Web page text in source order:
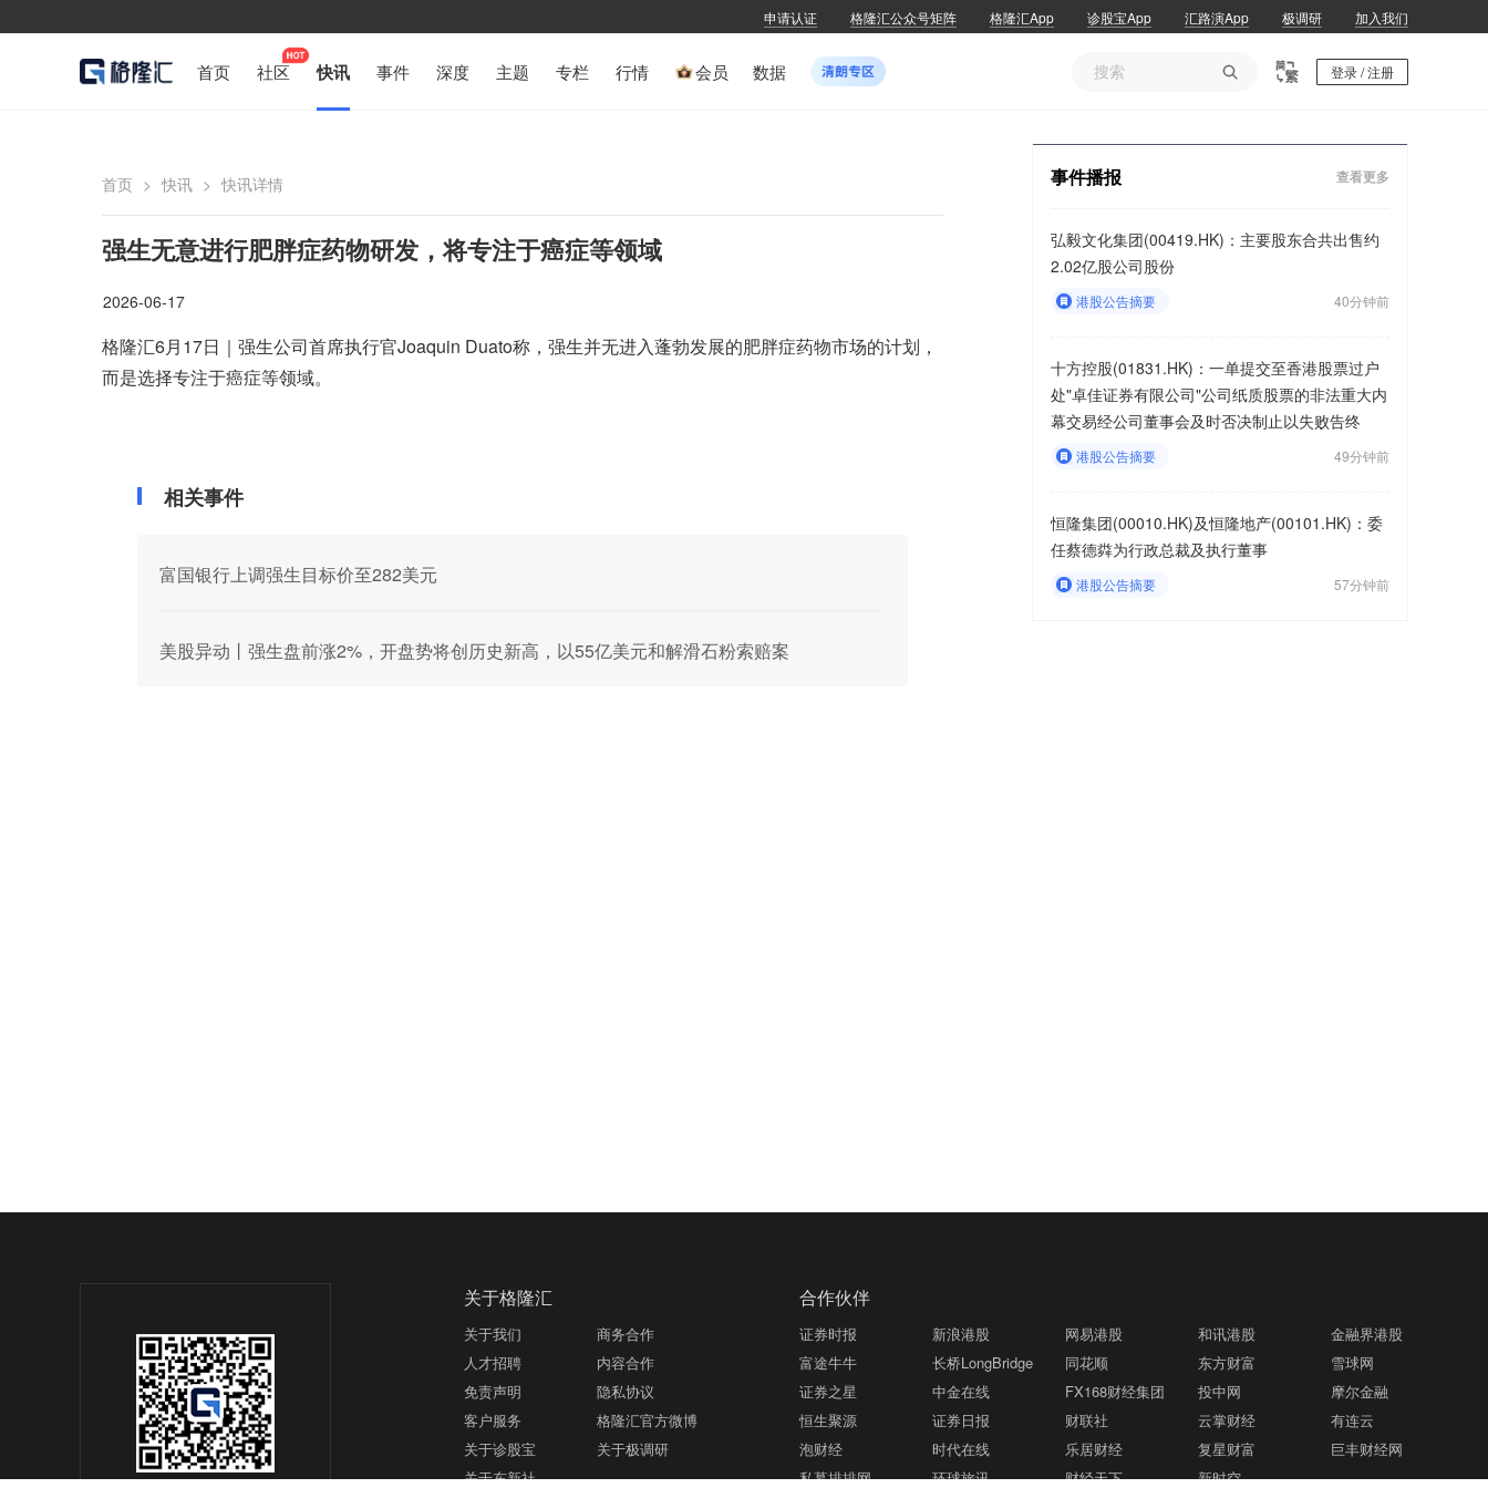
申请认证 格隆汇公众号矩阵 格隆汇App 诊股宝App 汇路演App 极调研 加入我们
首页 社区 快讯 事件 深度 主题 专栏 行情 会员 数据  登录 / 注册
首页 > 快讯 > 快讯详情
强生无意进行肥胖症药物研发，将专注于癌症等领域
2026-06-17
格隆汇6月17日｜强生公司首席执行官Joaquin Duato称，强生并无进入蓬勃发展的肥胖症药物市场的计划，
而是选择专注于癌症等领域。
相关事件
富国银行上调强生目标价至282美元
美股异动丨强生盘前涨2%，开盘势将创历史新高，以55亿美元和解滑石粉索赔案
事件播报 查看更多
弘毅文化集团(00419.HK)：主要股东合共出售约
2.02亿股公司股份
港股公告摘要 40分钟前
十方控股(01831.HK)：一单提交至香港股票过户
处"卓佳证券有限公司"公司纸质股票的非法重大内
幕交易经公司董事会及时否决制止以失败告终
港股公告摘要 49分钟前
恒隆集团(00010.HK)及恒隆地产(00101.HK)：委
任蔡德粦为行政总裁及执行董事
港股公告摘要 57分钟前
关于格隆汇
关于我们
商务合作
人才招聘
内容合作
免责声明
隐私协议
客户服务
格隆汇官方微博
关于诊股宝
关于极调研
关于东新社
合作伙伴
证券时报 新浪港股 网易港股 和讯港股
金融界港股
富途牛牛
长桥LongBridge 同花顺 东方财富
雪球网
证券之星
中金在线 FX168财经集团 投中网
摩尔金融
恒生聚源
证券日报 财联社 云掌财经
有连云
泡财经
时代在线 乐居财经 复星财富
巨丰财经网
私募排排网
环球旅讯 财经天下 新时空